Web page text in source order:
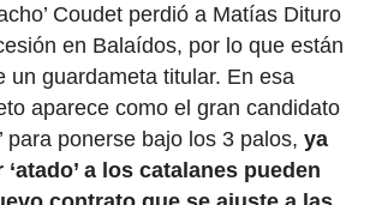
Coudet perdió a Matías Dituro
en Balaídos, por lo que están
un guardameta titular. En esa
aparece como el gran candidato
para ponerse bajo los 3 palos, ya
a los catalanes pueden